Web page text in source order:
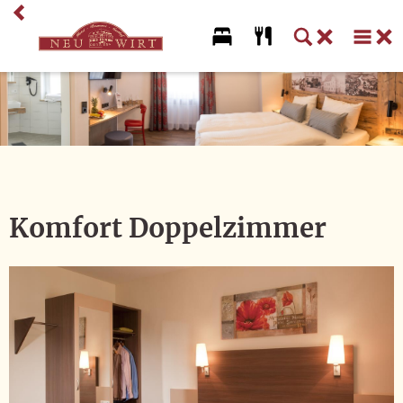
Komfort Doppelzimmer
Home
Biergarten
Hotel
Ausflugstipps
Arrangements